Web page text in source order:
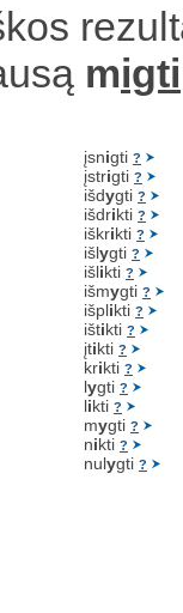
migti
įsnigti ?
įstrigti ?
išdygti ?
išdrikti ?
iškrikti ?
išlygti ?
išlikti ?
išmygti ?
išplikti ?
ištikti ?
įtikti ?
krikti ?
lygti ?
likti ?
mygti ?
nikti ?
nulygti ?